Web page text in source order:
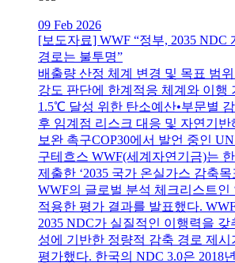
09 Feb 2026
[보도자료] WWF “정부, 2035 NDC
경로는 불투명”
배출량 산정 체계 변경 및 목표 범
강도 판단에 한계적응 체계와 이
1.5℃ 달성 위한 탄소예산•부문별
후 임계점 리스크 대응 및 자연기반
보완 촉구COP30에서 발언 중인
구테흐스 WWF(세계자연기금)는
제출한 ‘2035 국가 온실가스 감축목
WWF의 글로벌 분석 체크리스트인
적용한 평가 결과를 발표했다.
2035 NDC가 실질적인 이행력을
성에 기반한 정량적 감축 경로 제
평가했다. 한국의 NDC 3.0은 2018